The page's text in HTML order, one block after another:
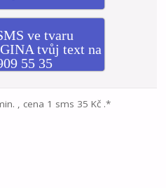
ve tvaru
tvůj text na
55 35
, cena 1 sms 35 Kč .*